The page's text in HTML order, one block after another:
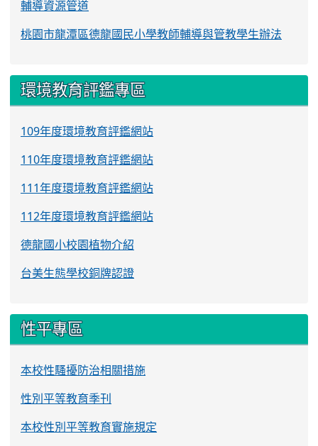
輔導資源管道
桃園市龍潭區德龍國民小學教師輔導與管教學生辦法
環境教育評鑑專區
109年度環境教育評鑑網站
110年度環境教育評鑑網站
111年度環境教育評鑑網站
112年度環境教育評鑑網站
德龍國小校園植物介紹
台美生態學校銅牌認證
性平專區
本校性騷擾防治相關措施
性別平等教育季刊
本校性別平等教育實施規定